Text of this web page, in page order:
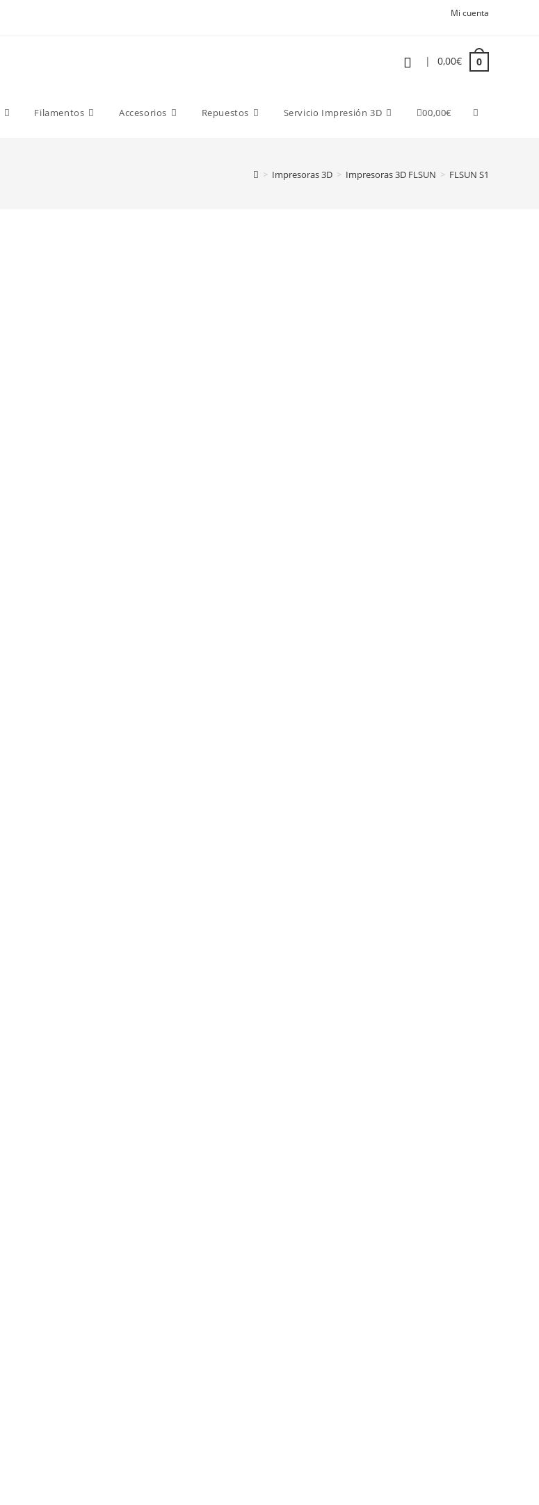
Mi cuenta
| 0,00€ 0
Filamentos Accesorios Repuestos Servicio Impresión 3D 00,00€
> Impresoras 3D > Impresoras 3D FLSUN > FLSUN S1